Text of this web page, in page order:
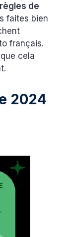
règles de
faites bien
français.
cela
2024